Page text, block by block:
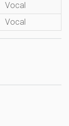
Vocal
Vocal